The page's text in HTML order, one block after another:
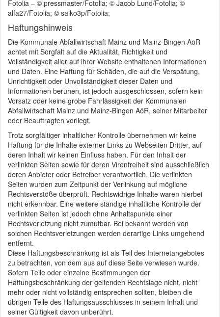
Fotolia – © pressmaster/Fotolia; © Jacob Lund/Fotolia; ©
alfa27/Fotolia; © saiko3p/Fotolia;
Haftungshinweis
Die Kommunale Abfallwirtschaft Mainz und Mainz-Bingen AöR
achtet mit Sorgfalt auf die Aktualität, Richtigkeit und
Vollständigkeit aller auf ihrer Website enthaltenen Informationen
und Daten. Eine Haftung für Schäden, die auf die Verspätung,
Unrichtigkeit oder Unvollständigkeit dieser Daten und
Informationen beruhen, ist jedoch ausgeschlossen, sofern kein
Vorsatz oder keine grobe Fahrlässigkeit der Kommunalen
Abfallwirtschaft Mainz und Mainz-Bingen AöR, seiner Mitarbeiter
oder Beauftragten vorliegt.
Trotz sorgfältiger inhaltlicher Kontrolle übernehmen wir keine
Haftung für die Inhalte externer Links zu Webseiten Dritter, auf
deren Inhalt wir keinen Einfluss haben. Für den Inhalt der
verlinkten Seiten sowie für deren Virenfreiheit sind ausschließlich
deren Anbieter oder Betreiber verantwortlich. Die verlinkten
Seiten wurden zum Zeitpunkt der Verlinkung auf mögliche
Rechtsverstöße überprüft. Rechtswidrige Inhalte waren hierbei
nicht erkennbar. Eine weitere ständige inhaltliche Kontrolle der
verlinkten Seiten ist jedoch ohne Anhaltspunkte einer
Rechtsverletzung nicht zumutbar. Bei bekannt werden von
solchen Rechtsverletzungen werden derartige Links umgehend
entfernt.
Diese Haftungsbeschränkung ist als Teil des Internetangebotes
zu betrachten, von dem aus auf diese Seite verwiesen wurde.
Sofern Teile oder einzelne Bestimmungen der
Haftungsbeschränkung der geltenden Rechtslage nicht, nicht
mehr oder nicht vollständig entsprechen sollten, bleiben die
übrigen Teile des Haftungsausschlusses in seinem Inhalt und
seiner Gültigkeit davon unberührt.